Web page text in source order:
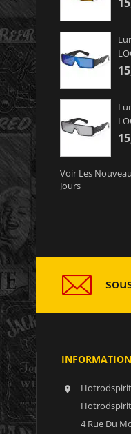
Voir Les
Jours

Hotrodspirit
Hotrodspirit
4 Rue Du